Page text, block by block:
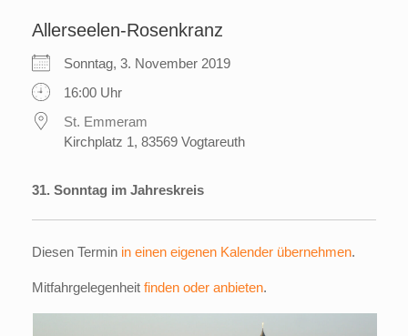
Allerseelen-Rosenkranz
Sonntag, 3. November 2019
16:00 Uhr
St. Emmeram
Kirchplatz 1, 83569 Vogtareuth
31. Sonntag im Jahreskreis
Diesen Termin in einen eigenen Kalender übernehmen.
Mitfahrgelegenheit finden oder anbieten.